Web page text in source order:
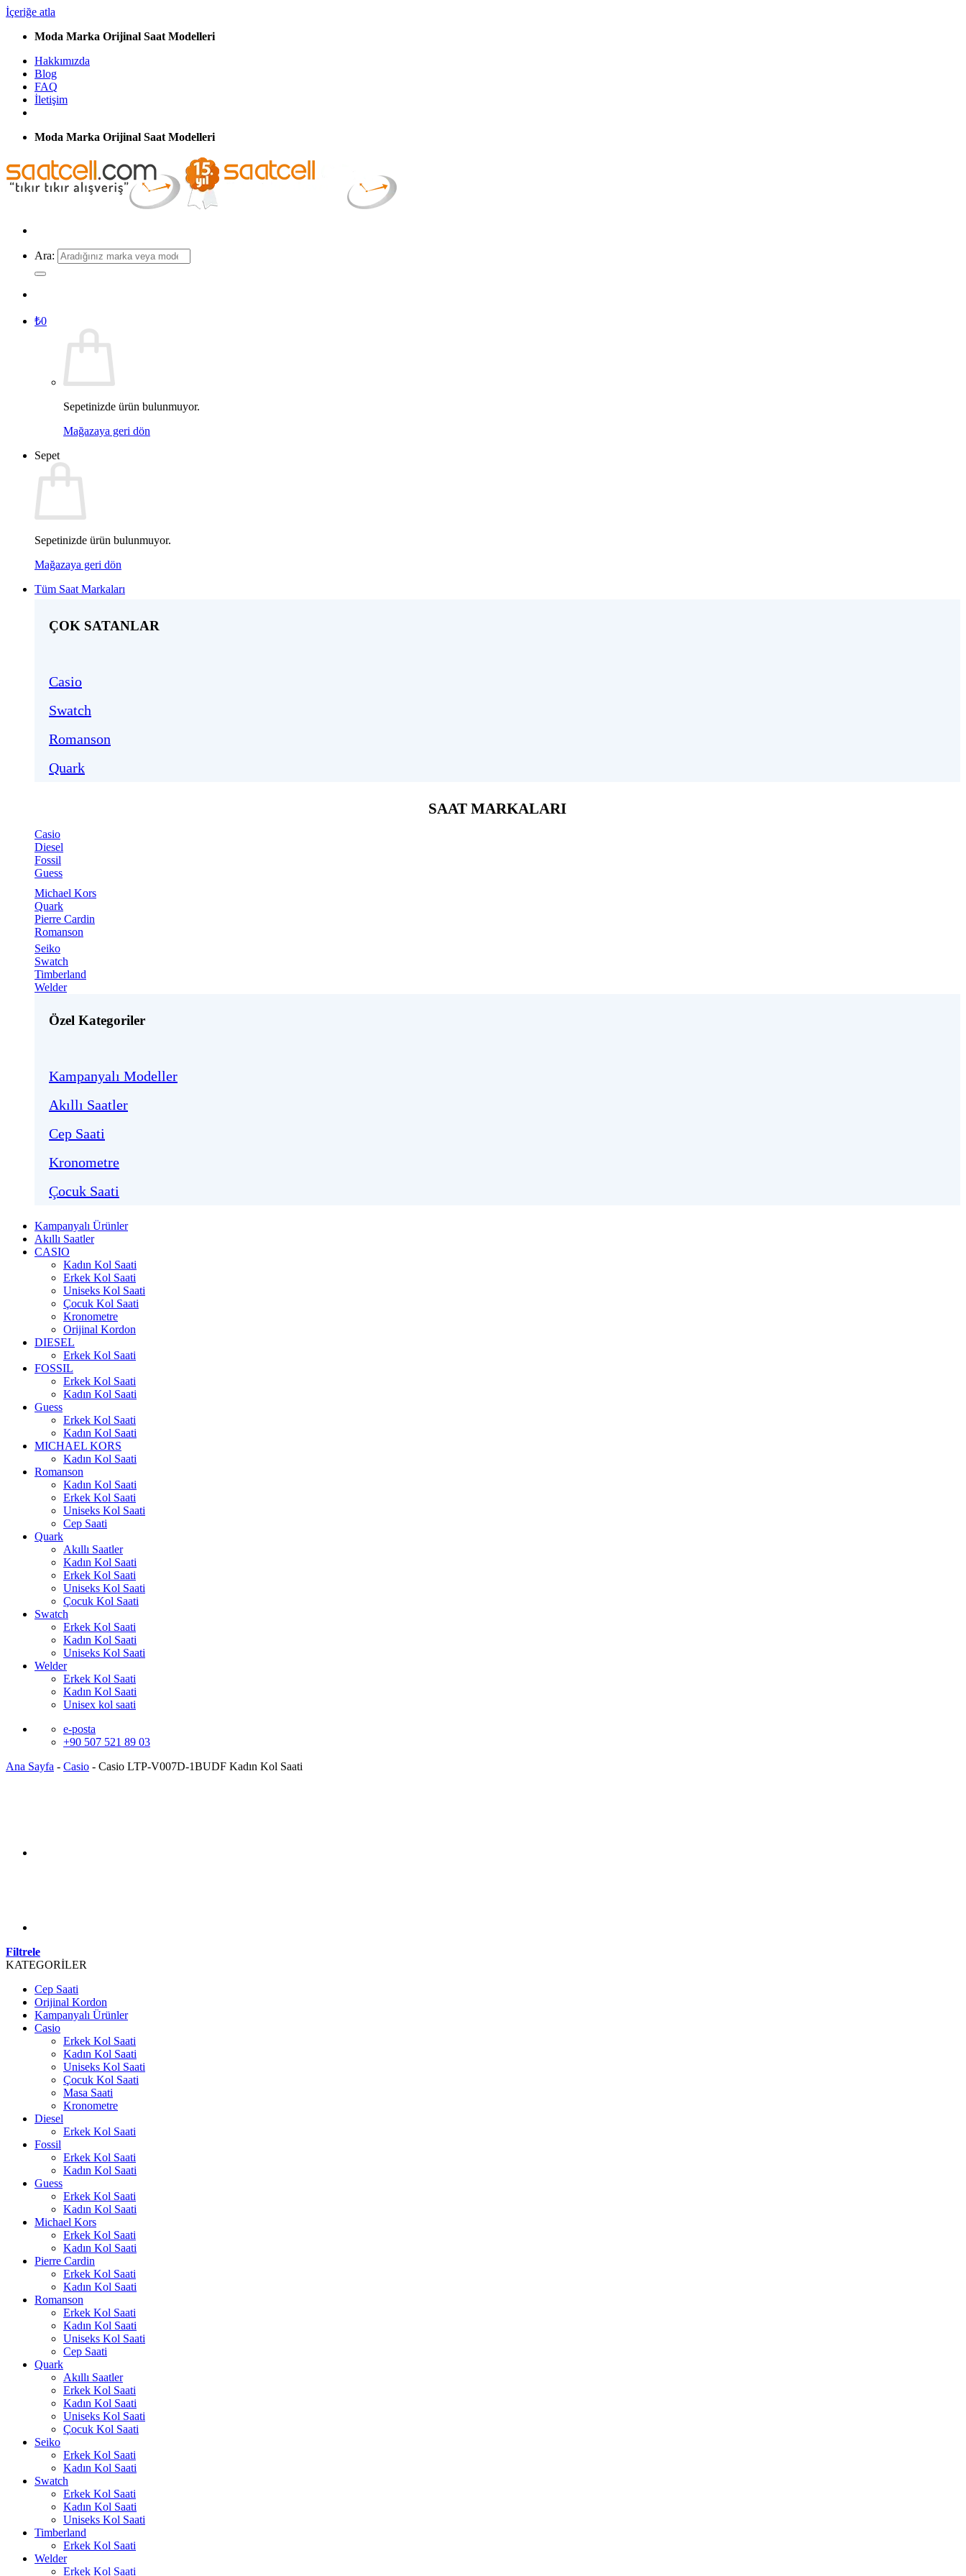
İçeriğe atla
Moda Marka Orijinal Saat Modelleri
Hakkımızda
Blog
FAQ
İletişim
Moda Marka Orijinal Saat Modelleri
Ara:
₺0
Sepetinizde ürün bulunmuyor.
Mağazaya geri dön
Sepet
Sepetinizde ürün bulunmuyor.
Mağazaya geri dön
Tüm Saat Markaları
ÇOK SATANLAR
Casio
Swatch
Romanson
Quark
SAAT MARKALARI
Casio
Diesel
Fossil
Guess
Michael Kors
Quark
Pierre Cardin
Romanson
Seiko
Swatch
Timberland
Welder
Özel Kategoriler
Kampanyalı Modeller
Akıllı Saatler
Cep Saati
Kronometre
Çocuk Saati
Kampanyalı Ürünler
Akıllı Saatler
CASIO
Kadın Kol Saati
Erkek Kol Saati
Uniseks Kol Saati
Çocuk Kol Saati
Kronometre
Orijinal Kordon
DIESEL
Erkek Kol Saati
FOSSIL
Erkek Kol Saati
Kadın Kol Saati
Guess
Erkek Kol Saati
Kadın Kol Saati
MICHAEL KORS
Kadın Kol Saati
Romanson
Kadın Kol Saati
Erkek Kol Saati
Uniseks Kol Saati
Cep Saati
Quark
Akıllı Saatler
Kadın Kol Saati
Erkek Kol Saati
Uniseks Kol Saati
Çocuk Kol Saati
Swatch
Erkek Kol Saati
Kadın Kol Saati
Uniseks Kol Saati
Welder
Erkek Kol Saati
Kadın Kol Saati
Unisex kol saati
e-posta
+90 507 521 89 03
Ana Sayfa - Casio - Casio LTP-V007D-1BUDF Kadın Kol Saati
Filtrele
KATEGORİLER
Cep Saati
Orijinal Kordon
Kampanyalı Ürünler
Casio
Erkek Kol Saati
Kadın Kol Saati
Uniseks Kol Saati
Çocuk Kol Saati
Masa Saati
Kronometre
Diesel
Erkek Kol Saati
Fossil
Erkek Kol Saati
Kadın Kol Saati
Guess
Erkek Kol Saati
Kadın Kol Saati
Michael Kors
Erkek Kol Saati
Kadın Kol Saati
Pierre Cardin
Erkek Kol Saati
Kadın Kol Saati
Romanson
Erkek Kol Saati
Kadın Kol Saati
Uniseks Kol Saati
Cep Saati
Quark
Akıllı Saatler
Erkek Kol Saati
Kadın Kol Saati
Uniseks Kol Saati
Çocuk Kol Saati
Seiko
Erkek Kol Saati
Kadın Kol Saati
Swatch
Erkek Kol Saati
Kadın Kol Saati
Uniseks Kol Saati
Timberland
Erkek Kol Saati
Welder
Erkek Kol Saati